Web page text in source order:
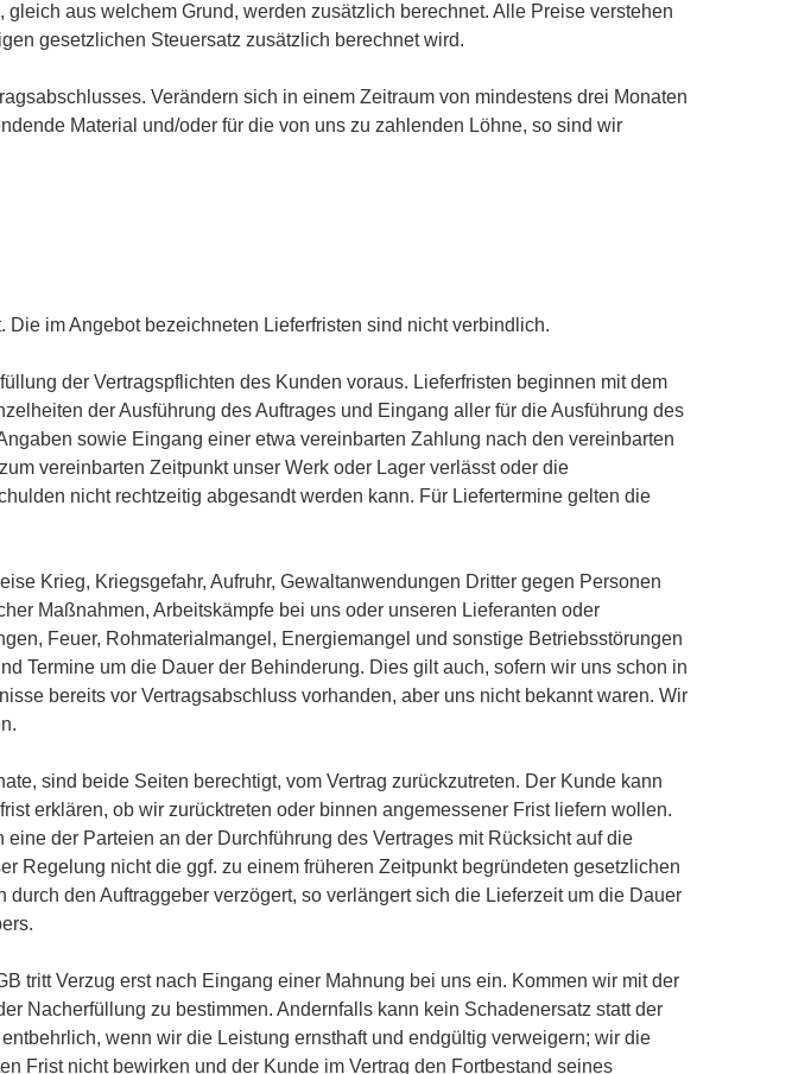
aus welchem Grund, werden zusätzlich berechnet. Alle Preise verstehen
gesetzlichen Steuersatz zusätzlich berechnet wird.
Verändern sich in einem Zeitraum von mindestens drei Monaten
Material und/oder für die von uns zu zahlenden Löhne, so sind wir
im Angebot bezeichneten Lieferfristen sind nicht verbindlich.
der Vertragspflichten des Kunden voraus. Lieferfristen beginnen mit dem
der Ausführung des Auftrages und Eingang aller für die Ausführung des
sowie Eingang einer etwa vereinbarten Zahlung nach den vereinbarten
vereinbarten Zeitpunkt unser Werk oder Lager verlässt oder die
nicht rechtzeitig abgesandt werden kann. Für Liefertermine gelten die
Krieg, Kriegsgefahr, Aufruhr, Gewaltanwendungen Dritter gegen Personen
Maßnahmen, Arbeitskämpfe bei uns oder unseren Lieferanten oder
Feuer, Rohmaterialmangel, Energiemangel und sonstige Betriebsstörungen
Termine um die Dauer der Behinderung. Dies gilt auch, sofern wir uns schon in
bereits vor Vertragsabschluss vorhanden, aber uns nicht bekannt waren. Wir
sind beide Seiten berechtigt, vom Vertrag zurückzutreten. Der Kunde kann
erklären, ob wir zurücktreten oder binnen angemessener Frist liefern wollen.
der Parteien an der Durchführung des Vertrages mit Rücksicht auf die
Regelung nicht die ggf. zu einem früheren Zeitpunkt begründeten gesetzlichen
den Auftraggeber verzögert, so verlängert sich die Lieferzeit um die Dauer
tritt Verzug erst nach Eingang einer Mahnung bei uns ein. Kommen wir mit der
Nacherfüllung zu bestimmen. Andernfalls kann kein Schadenersatz statt der
wenn wir die Leistung ernsthaft und endgültig verweigern; wir die
Frist nicht bewirken und der Kunde im Vertrag den Fortbestand seines